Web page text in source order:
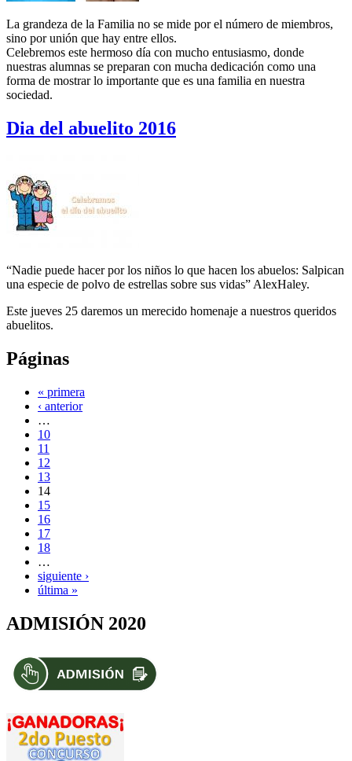
La grandeza de la Familia no se mide por el número de miembros,
sino por unión que hay entre ellos.
Celebremos este hermoso día con mucho entusiasmo, donde
nuestras alumnas se preparan con mucha dedicación como una
forma de mostrar lo importante que es una familia en nuestra
sociedad.
Dia del abuelito 2016
“Nadie puede hacer por los niños lo que hacen los abuelos: Salpican
una especie de polvo de estrellas sobre sus vidas” AlexHaley.
Este jueves 25 daremos un merecido homenaje a nuestros queridos
abuelitos.
Páginas
« primera
‹ anterior
…
10
11
12
13
14
15
16
17
18
…
siguiente ›
última »
ADMISIÓN 2020